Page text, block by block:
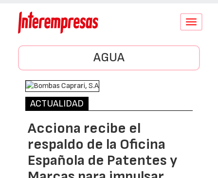
Conmutar
AGUA
ACTUALIDAD
Acciona recibe el
respaldo de la Oficina
Española de Patentes y